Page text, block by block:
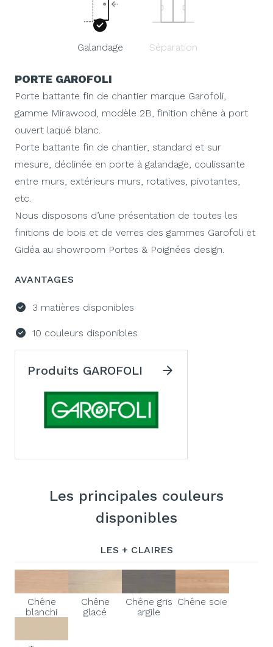
Galandage Séparation
PORTE GAROFOLI
Porte battante fin de chantier marque Garofoli,
gamme Mirawood, modèle 2B, finition chêne à port
ouvert laqué blanc.
Porte battante fin de chantier, standard et sur
mesure, déclinée en porte à galandage, coulissante
entre murs, extérieurs murs, rotatives, pivotantes,
etc.
Nous disposons d’une présentation de toutes les
finitions de bois et de verres des gammes Garofoli et
Gidéa au showroom Portes & Poignées design.
AVANTAGES
3 matières disponibles
10 couleurs disponibles
Produits GAROFOLI
Les principales couleurs
disponibles
LES + CLAIRES
Chêne
blanchi
Chêne
glacé
Chêne gris
argile
Chêne soie